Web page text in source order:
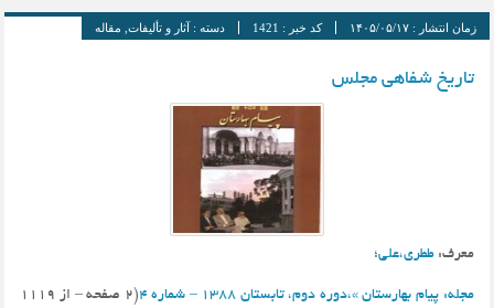
زمان انتشار :۱۴۰۵/۰۵/۱۷ کد خبر : 1421 دسته :آثار و تألیفات مقاله
تاریخ شفاهی مجلس
معرف:ططری،علی؛
مجله: پیام بهارستان»،دوره دوم، تابستان 1388 – شماره 4
(2 صفحه – از 1119